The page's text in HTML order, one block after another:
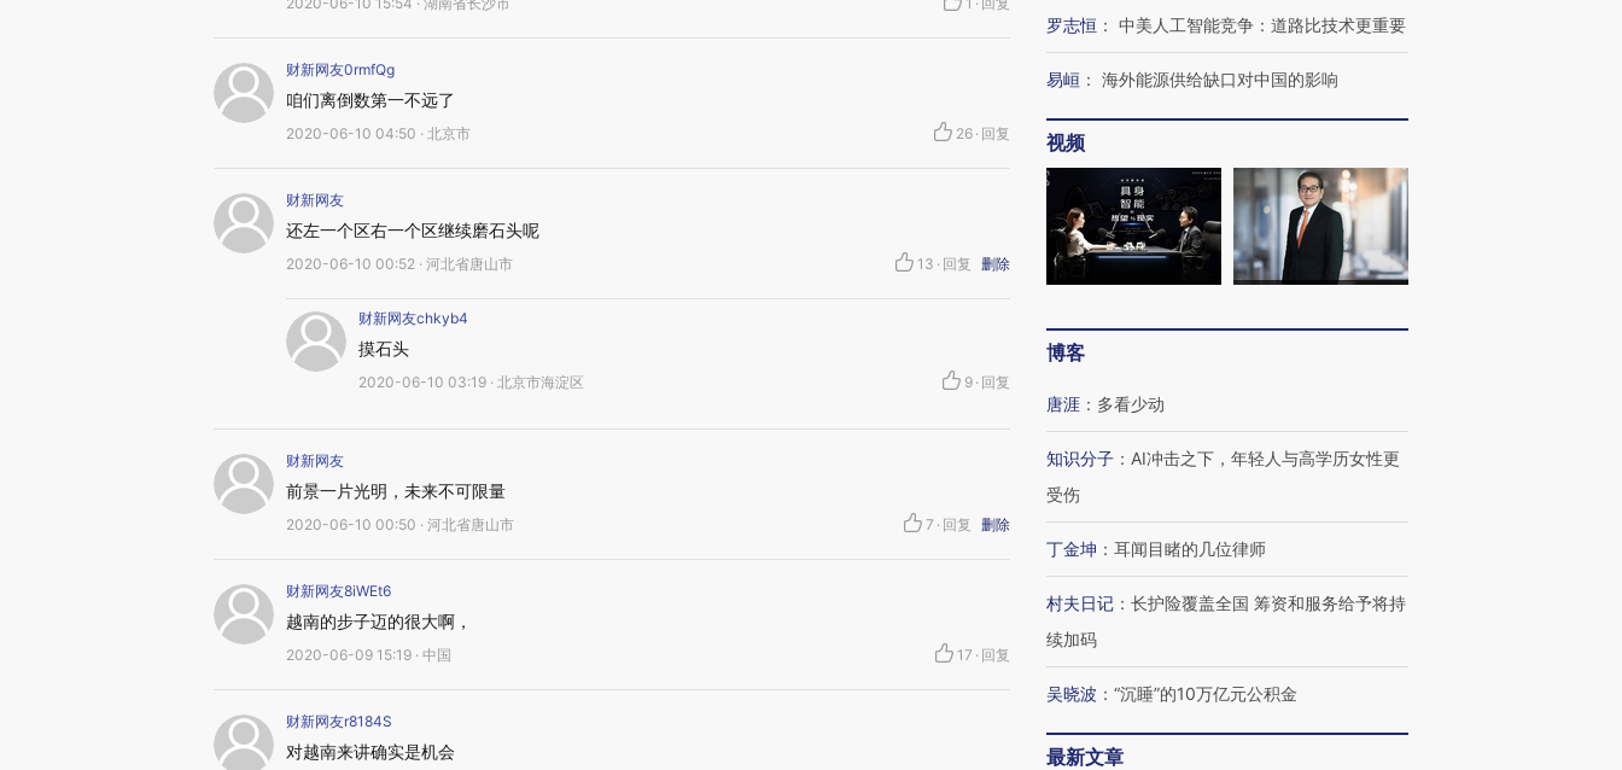
财新网友0rmfQg
咱们离倒数第一不远了
2020-06-10 04:50 · 北京市 26 · 回复
财新网友
还左一个区右一个区继续磨石头呢
2020-06-10 00:52 · 河北省唐山市 13 · 回复 删除
财新网友chkyb4
摸石头
2020-06-10 03:19 · 北京市海淀区 9 · 回复
财新网友
前景一片光明，未来不可限量
2020-06-10 00:50 · 河北省唐山市 7 · 回复 删除
财新网友8iWEt6
越南的步子迈的很大啊，
2020-06-09 15:19 · 中国 17 · 回复
财新网友r8184S
对越南来讲确实是机会
罗志恒 ： 中美人工智能竞争：道路比技术更重要
易峘 ： 海外能源供给缺口对中国的影响
视频
博客
唐涯 ： 多看少动
知识分子 ： AI冲击之下，年轻人与高学历女性更
受伤
丁金坤 ： 耳闻目睹的几位律师
村夫日记 ： 长护险覆盖全国 筹资和服务给予将持
续加码
吴晓波 ： “沉睡”的10万亿元公积金
最新文章